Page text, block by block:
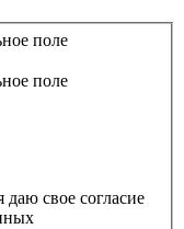
поле
поле
свое согласие